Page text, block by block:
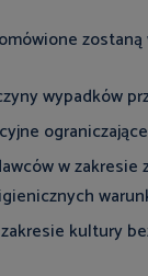
wypadków
w zakresie
kultury